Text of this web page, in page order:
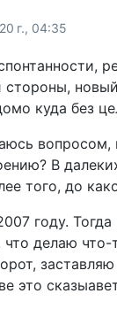
г., 04:35
стороны,
куда без
В
того, до
году.
делаю
это